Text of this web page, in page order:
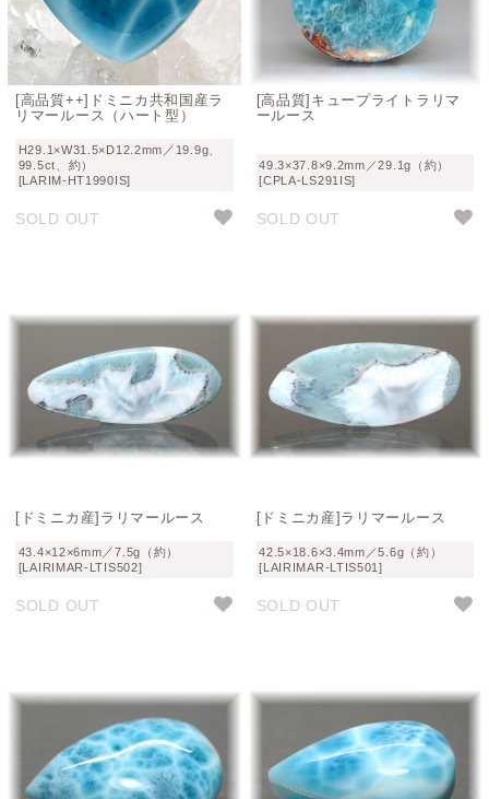
[高品質++]ドミニカ共和国産ラ
リマールース（ハート型）
H29.1×W31.5×D12.2mm／19.9g、
99.5ct、約）
[LARIM-HT1990IS]
SOLD OUT
[高品質]キュープライトラリマ
ールース
49.3×37.8×9.2mm／29.1g（約）
[CPLA-LS291IS]
SOLD OUT
[ドミニカ産]ラリマールース
43.4×12×6mm／7.5g（約）
[LAIRIMAR-LTIS502]
SOLD OUT
[ドミニカ産]ラリマールース
42.5×18.6×3.4mm／5.6g（約）
[LAIRIMAR-LTIS501]
SOLD OUT